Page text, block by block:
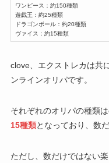
ワンピース：約150種類
遊戯王：約25種類
ドラゴンボール：約20種類
ヴァイス：約15種類
clove、エクストレカは共
ンラインオリパです。
それぞれのオリパの種類
15種類となっており、数
ただし、数だけではない